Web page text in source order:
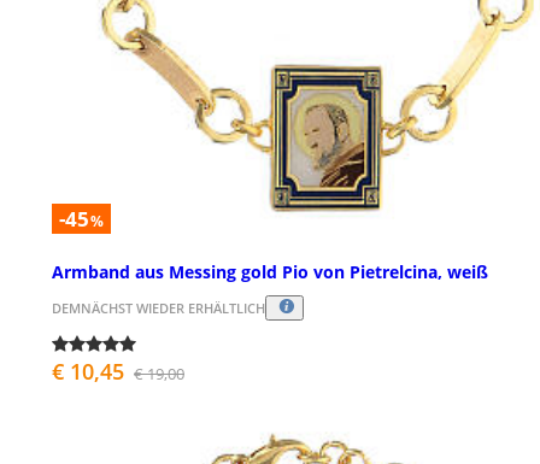
-45%
Armband aus Messing gold Pio von Pietrelcina, weiß
DEMNÄCHST WIEDER ERHÄLTLICH
€ 10,45 € 19,00